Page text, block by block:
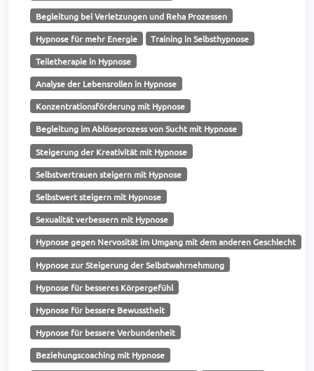
Begleitung bei Verletzungen und Reha Prozessen
Hypnose für mehr Energie Training in Selbsthypnose
Teiletherapie in Hypnose
Analyse der Lebensrollen in Hypnose
Konzentrationsförderung mit Hypnose
Begleitung im Ablöseprozess von Sucht mit Hypnose
Steigerung der Kreativität mit Hypnose
Selbstvertrauen steigern mit Hypnose
Selbstwert steigern mit Hypnose
Sexualität verbessern mit Hypnose
Hypnose gegen Nervosität im Umgang mit dem anderen Geschlecht
Hypnose zur Steigerung der Selbstwahrnehmung
Hypnose für besseres Körpergefühl
Hypnose für bessere Bewusstheit
Hypnose für bessere Verbundenheit
Beziehungscoaching mit Hypnose